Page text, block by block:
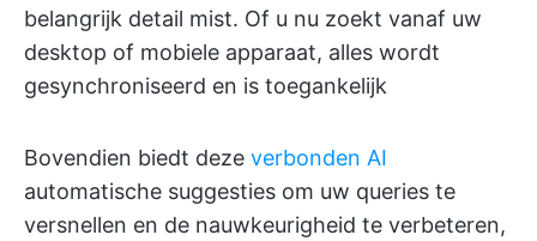
belangrijk detail mist. Of u nu zoekt vanaf uw
desktop of mobiele apparaat, alles wordt
gesynchroniseerd en is toegankelijk
Bovendien biedt deze verbonden AI
automatische suggesties om uw queries te
versnellen en de nauwkeurigheid te verbeteren,